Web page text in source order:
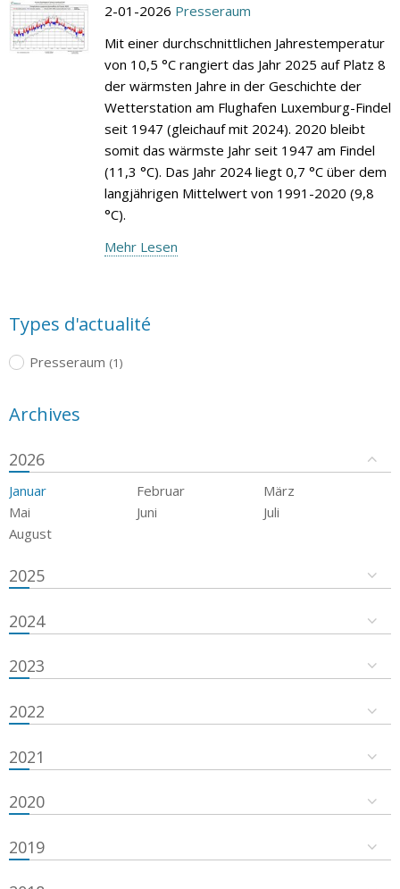
2-01-2026 Presseraum
Mit einer durchschnittlichen Jahrestemperatur
von 10,5 °C rangiert das Jahr 2025 auf Platz 8
der wärmsten Jahre in der Geschichte der
Wetterstation am Flughafen Luxemburg-Findel
seit 1947 (gleichauf mit 2024). 2020 bleibt
somit das wärmste Jahr seit 1947 am Findel
(11,3 °C). Das Jahr 2024 liegt 0,7 °C über dem
langjährigen Mittelwert von 1991-2020 (9,8
°C).
Mehr Lesen
Types d'actualité
Presseraum (1)
Archives
2026
Januar Februar
März
Mai
Juni
Juli
August
2025
2024
2023
2022
2021
2020
2019